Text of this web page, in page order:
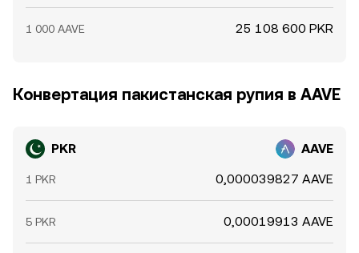
1 000 AAVE 25 108 600 PKR
Конвертация пакистанская рупия в AAVE
PKR AAVE
1 PKR 0,000039827 AAVE
5 PKR 0,00019913 AAVE